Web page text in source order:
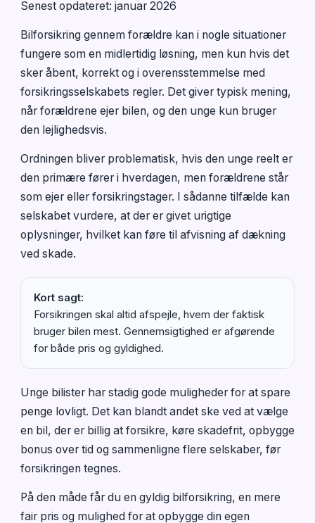
Senest opdateret: januar 2026
Bilforsikring gennem forældre kan i nogle situationer
fungere som en midlertidig løsning, men kun hvis det
sker åbent, korrekt og i overensstemmelse med
forsikringsselskabets regler. Det giver typisk mening,
når forældrene ejer bilen, og den unge kun bruger
den lejlighedsvis.
Ordningen bliver problematisk, hvis den unge reelt er
den primære fører i hverdagen, men forældrene står
som ejer eller forsikringstager. I sådanne tilfælde kan
selskabet vurdere, at der er givet urigtige
oplysninger, hvilket kan føre til afvisning af dækning
ved skade.
Kort sagt:
Forsikringen skal altid afspejle, hvem der faktisk
bruger bilen mest. Gennemsigtighed er afgørende
for både pris og gyldighed.
Unge bilister har stadig gode muligheder for at spare
penge lovligt. Det kan blandt andet ske ved at vælge
en bil, der er billig at forsikre, køre skadefrit, opbygge
bonus over tid og sammenligne flere selskaber, før
forsikringen tegnes.
På den måde får du en gyldig bilforsikring, en mere
fair pris og mulighed for at opbygge din egen